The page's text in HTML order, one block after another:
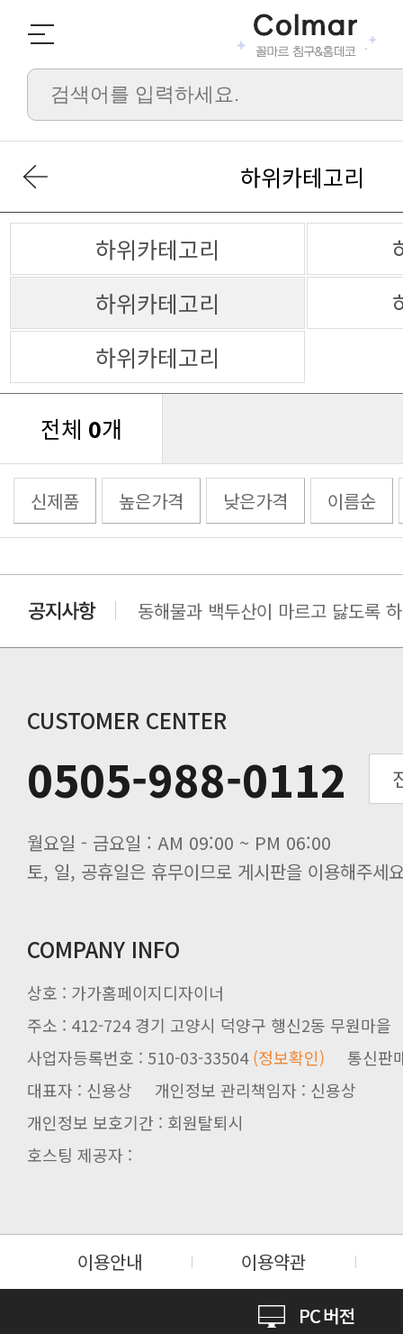
하위카테고리
하위카테고리
하위카테고리
하위카테고리
전체 0개
신제품 높은가격 낮은가격 이름순
동해물과 백두산이 마르고 닳도록
동해물과 백두산이 마르고 닳도록
동해물과 백두산이 마르고 닳도록
동해물과 백두산이 마르고 닳도록
동해물과 백두산이 마르고 닳도록
CUSTOMER CENTER
0505-988-0112
월요일 - 금요일 : AM 09:00 ~ PM 06:00
토, 일, 공휴일은 휴무이므로 게시판을 이용해주세
COMPANY INFO
상호 : 가가홈페이지디자이너
주소 : 412-724 경기 고양시 덕양구 행신2동 무원마을
사업자등록번호 : 510-03-33504(정보확인) 통신판
대표자 : 신용상 개인정보 관리책임자 : 신용상
개인정보 보호기간 : 회원탈퇴시
호스팅 제공자 :
이용안내 이용약관